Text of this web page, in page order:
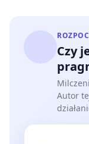
pracy, co
O to, by
Radia Kraków,
Apelujemy
mediów (nie
Czy
Autor